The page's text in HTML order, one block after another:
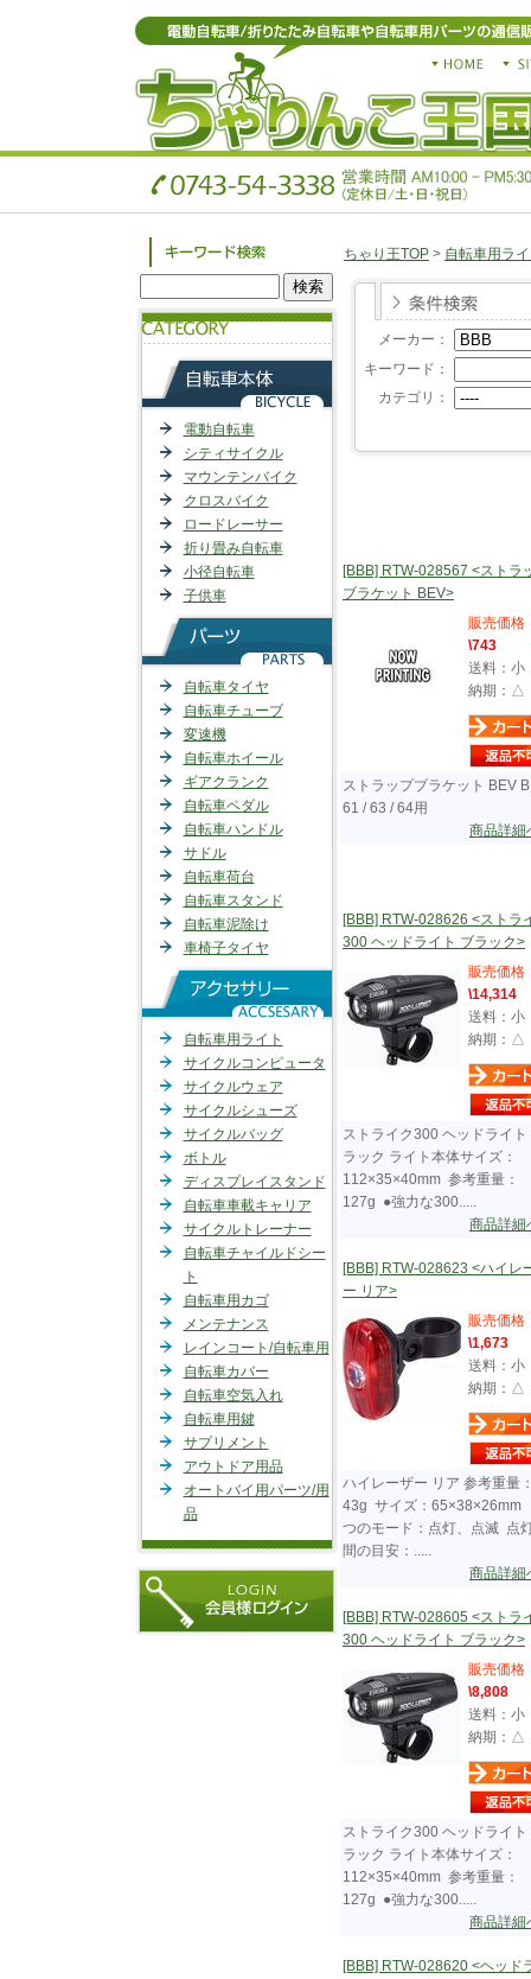
電動自転車
シティサイクル
マウンテンバイク
クロスバイク
ロードレーサー
折り畳み自転車
小径自転車
子供車
自転車タイヤ
自転車チューブ
変速機
自転車ホイール
ギアクランク
自転車ペダル
自転車ハンドル
サドル
自転車荷台
自転車スタンド
自転車泥除け
車椅子タイヤ
自転車用ライト
サイクルコンピュータ
サイクルウェア
サイクルシューズ
サイクルバッグ
ボトル
ディスプレイスタンド
自転車車載キャリア
サイクルトレーナー
自転車チャイルドシー
ト
自転車用カゴ
メンテナンス
レインコート/自転車用
自転車カバー
自転車空気入れ
自転車用鍵
サプリメント
アウトドア用品
オートバイ用パーツ/用
品
ちゃり王TOP > 自転車用ラ
メーカー：
キーワード：
カテゴリ：
[BBB] RTW-028567 <ストラ
ブラケット BEV>
販売価格
\743
送料：小
納期：△
ストラップブラケット BEV
61 / 63 / 64用
商品詳
[BBB] RTW-028626 <ストラ
300 ヘッドライト ブラック>
販売価格
\14,314
送料：小
納期：△
ストライク300 ヘッドライト
ラック ライト本体サイズ：
112×35×40mm 参考重量：
127g ●強力な300.....
商品詳
[BBB] RTW-028623 <ハイレ
ー リア>
販売価格
\1,673
送料：小
納期：△
ハイレーザー リア 参考重量
43g サイズ：65×38×26mm
つのモード：点灯、点滅 点
間の目安：.....
商品詳
[BBB] RTW-028605 <ストラ
300 ヘッドライト ブラック>
販売価格
\8,808
送料：小
納期：△
ストライク300 ヘッドライト
ラック ライト本体サイズ：
112×35×40mm 参考重量：
127g ●強力な300.....
商品詳
[BBB] RTW-028620 <ヘッド